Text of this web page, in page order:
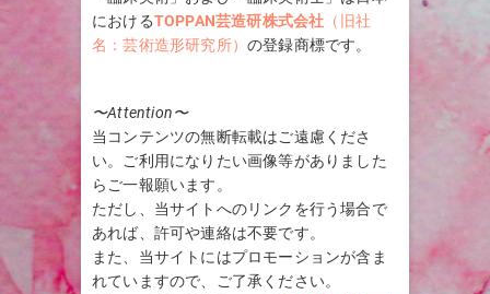
におけるTOPPAN芸造研株式会社 （旧社
名：芸術造形研究所） の登録商標です。
〜Attention〜
当コンテンツの無断転載はご遠慮くださ
い。ご利用になりたい画像等がありました
らご一報願います。
ただし、当サイトへのリンクを行う場合で
あれば、許可や連絡は不要です。
また、当サイトにはプロモーションが含ま
れていますので、ご了承ください。